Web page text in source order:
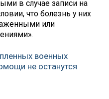
в случае записи на
что болезнь у них
или
военных
не останутся